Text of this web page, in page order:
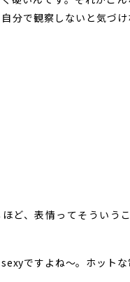
分で観察しないと気づ
ほど、表情ってそういう
ですよね～。ホットな